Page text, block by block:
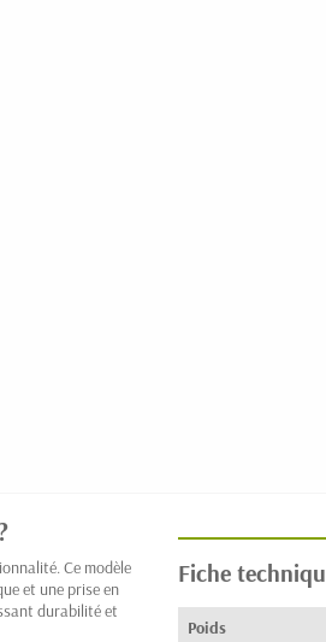
Ce modèle
et une prise en
durabilité et
Fiche
Poids